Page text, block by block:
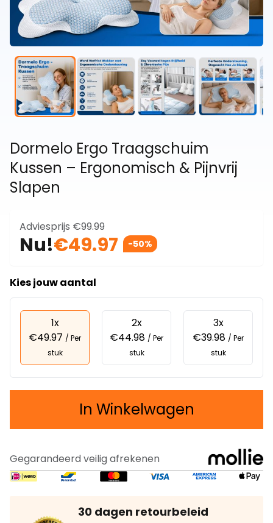
Dormelo Ergo Traagschuim
Kussen – Ergonomisch & Pijnvrij
Slapen
Adviesprijs €99.99
Nu!€49.97 -50%
Kies jouw aantal
1x
€49.97 / Per
stuk
2x
€44.98 / Per
stuk
3x
€39.98 / Per
stuk
In Winkelwagen
Gegarandeerd veilig afrekenen
30 dagen retourbeleid